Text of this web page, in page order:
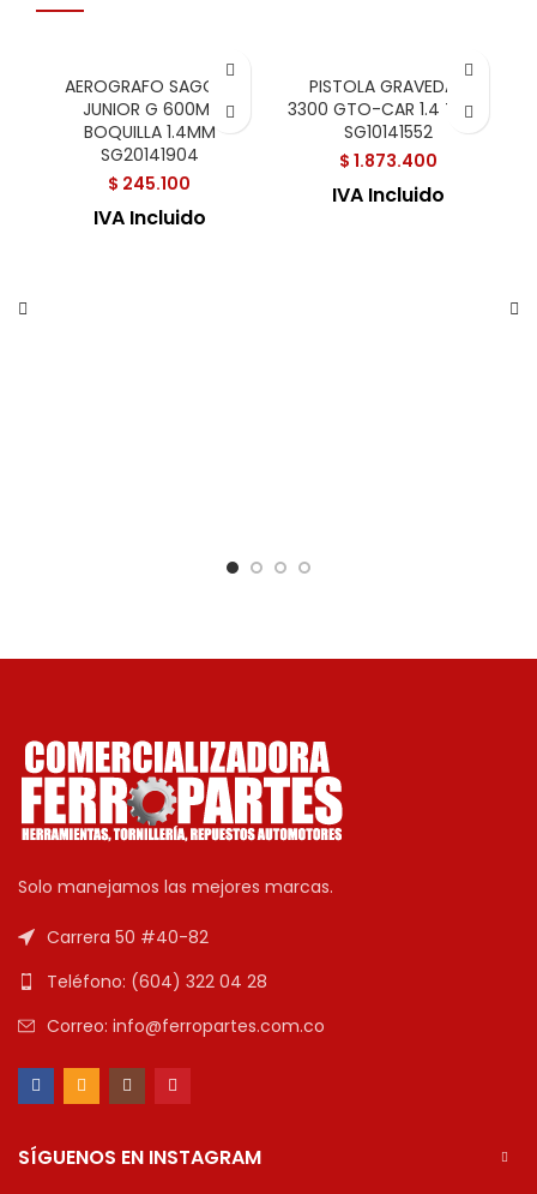
AEROGRAFO SAGOLA
JUNIOR G 600ML
BOQUILLA 1.4MM
SG20141904
$ 245.100
IVA Incluido
PISTOLA GRAVEDAD
3300 GTO-CAR 1.4 TECH
SG10141552
$ 1.873.400
IVA Incluido
Solo manejamos las mejores marcas.
Carrera 50 #40-82
Teléfono: (604) 322 04 28
Correo: info@ferropartes.com.co
SÍGUENOS EN INSTAGRAM